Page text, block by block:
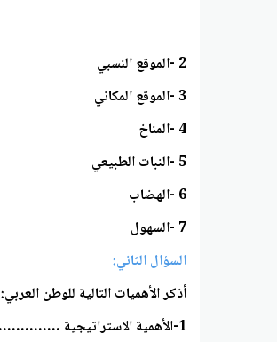
2 -الموقع النسبي
3 -الموقع المكاني
4 -المناخ
5 -النبات الطبيعي
6 -الهضاب
7 -السهول
السؤال الثاني:
أذكر الأهميات التالية للوطن العربي:
1-الأهمية الاستراتيجية ……………………………………………….